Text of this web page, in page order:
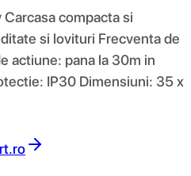
compacta si
si lovituri Frecventa de
actiune: pana la 30m in
IP30 Dimensiuni: 35 x